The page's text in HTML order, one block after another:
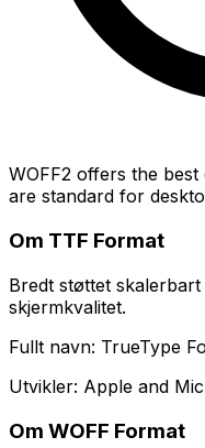
WOFF2 offers the
are standard for
Om TTF Format
Bredt støttet
skjermkvalitet.
Fullt navn: TrueType
Utvikler: Apple and
Om WOFF Format